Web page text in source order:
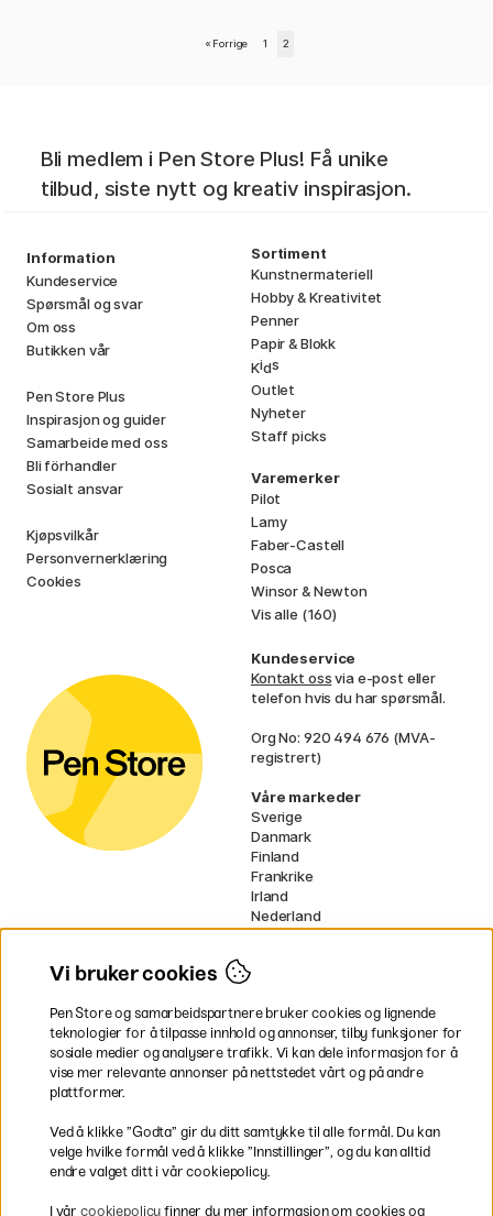
« Forrige 1 2
Bli medlem i Pen Store Plus! Få unike
tilbud, siste nytt og kreativ inspirasjon.
Information
Kundeservice
Spørsmål og svar
Om oss
Butikken vår
Pen Store Plus
Inspirasjon og guider
Samarbeide med oss
Bli förhandler
Sosialt ansvar
Kjøpsvilkår
Personvernerklæring
Cookies
Sortiment
Kunstnermateriell
Hobby & Kreativitet
Penner
Papir & Blokk
Kids
Outlet
Nyheter
Staff picks
Varemerker
Pilot
Lamy
Faber-Castell
Posca
Winsor & Newton
Vis alle (160)
Kundeservice
Kontakt ossvia e-post eller
telefon hvis du har spørsmål.
Org No: 920 494 676 (MVA-
registrert)
Våre markeder
Sverige
Danmark
Finland
Frankrike
Irland
Nederland
Tyskland
* Spesifikkefraktvilkårgjelder for
voluminøse varer.
Rask og smidig levering
Vi bruker cookies
Pen Store og samarbeidspartnere bruker cookies og lignende
teknologier for å tilpasse innhold og annonser, tilby funksjoner for
sosiale medier og analysere trafikk. Vi kan dele informasjon for å
vise mer relevante annonser på nettstedet vårt og på andre
plattformer.
Ved å klikke ”Godta” gir du ditt samtykke til alle formål. Du kan
velge hvilke formål ved å klikke ”Innstillinger”, og du kan alltid
endre valget ditt i vår cookiepolicy.
I vår cookiepolicy finner du mer informasjon om cookies og